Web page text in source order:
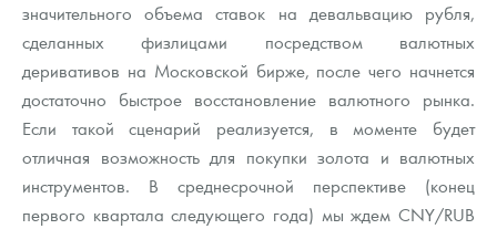
Монеты и жетоны из недрагоценных металлов
Книги по нумизматике
значительного объема ставок на девальвацию рубля,
сделанных физлицами посредством валютных
деривативов на Московской бирже, после чего начнется
достаточно быстрое восстановление валютного рынка.
Если такой сценарий реализуется, в моменте будет
отличная возможность для покупки золота и валютных
инструментов. В среднесрочной перспективе (конец
первого квартала следующего года) мы ждем CNY/RUB